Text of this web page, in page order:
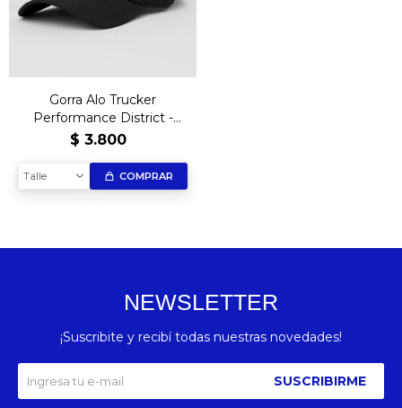
Gorra Alo Trucker
Performance District -
B&W
$ 3.800
Talle COMPRAR
NEWSLETTER
¡Suscribite y recibí todas nuestras novedades!
SUSCRIBIRME